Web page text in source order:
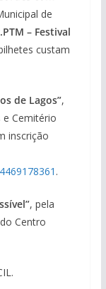
de
– Festival
custam
de Lagos”,
Cemitério
inscrição
.
, pela
Centro